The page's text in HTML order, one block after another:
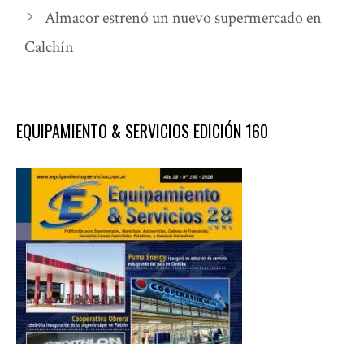
Almacor estrenó un nuevo supermercado en
Calchín
EQUIPAMIENTO & SERVICIOS EDICIÓN 160